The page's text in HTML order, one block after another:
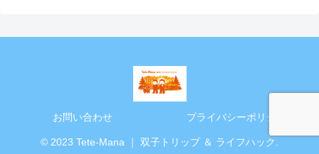
お問い合わせ プライバシーポリシー
© 2023 Tete-Mana ｜ 双子トリップ ＆ ライフハック.